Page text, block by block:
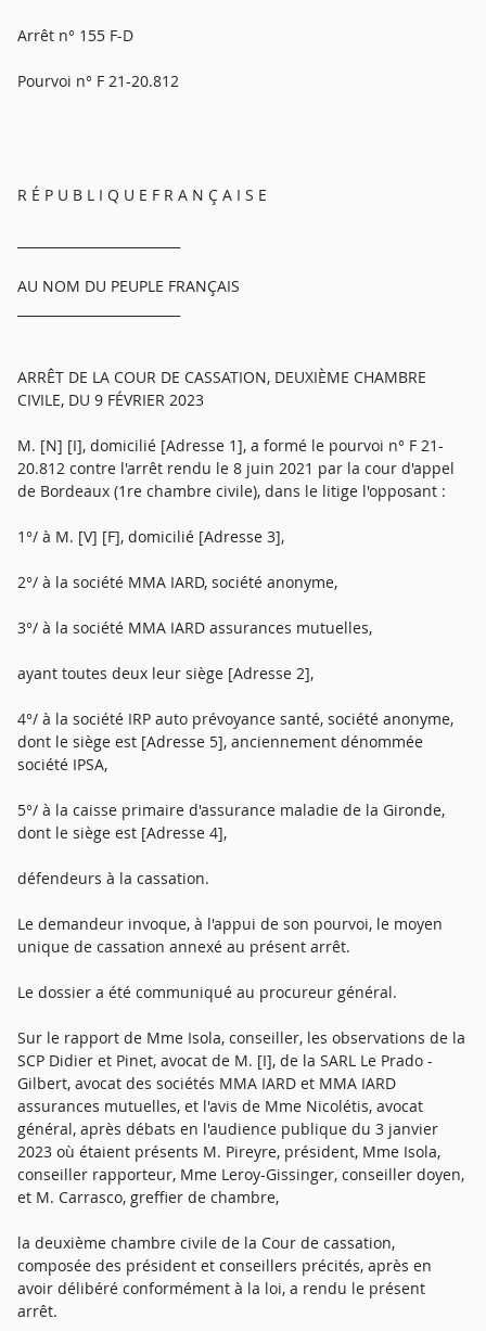
Arrêt n° 155 F-D
Pourvoi n° F 21-20.812
R É P U B L I Q U E F R A N Ç A I S E
AU NOM DU PEUPLE FRANÇAIS
ARRÊT DE LA COUR DE CASSATION, DEUXIÈME CHAMBRE
CIVILE, DU 9 FÉVRIER 2023
M. [N] [I], domicilié [Adresse 1], a formé le pourvoi n° F 21-
20.812 contre l'arrêt rendu le 8 juin 2021 par la cour d'appel
de Bordeaux (1re chambre civile), dans le litige l'opposant :
1°/ à M. [V] [F], domicilié [Adresse 3],
2°/ à la société MMA IARD, société anonyme,
3°/ à la société MMA IARD assurances mutuelles,
ayant toutes deux leur siège [Adresse 2],
4°/ à la société IRP auto prévoyance santé, société anonyme,
dont le siège est [Adresse 5], anciennement dénommée
société IPSA,
5°/ à la caisse primaire d'assurance maladie de la Gironde,
dont le siège est [Adresse 4],
défendeurs à la cassation.
Le demandeur invoque, à l'appui de son pourvoi, le moyen
unique de cassation annexé au présent arrêt.
Le dossier a été communiqué au procureur général.
Sur le rapport de Mme Isola, conseiller, les observations de la
SCP Didier et Pinet, avocat de M. [I], de la SARL Le Prado -
Gilbert, avocat des sociétés MMA IARD et MMA IARD
assurances mutuelles, et l'avis de Mme Nicolétis, avocat
général, après débats en l'audience publique du 3 janvier
2023 où étaient présents M. Pireyre, président, Mme Isola,
conseiller rapporteur, Mme Leroy-Gissinger, conseiller doyen,
et M. Carrasco, greffier de chambre,
la deuxième chambre civile de la Cour de cassation,
composée des président et conseillers précités, après en
avoir délibéré conformément à la loi, a rendu le présent
arrêt.